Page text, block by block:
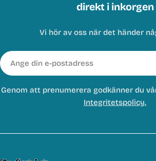
direkt i inkorgen
Vi hör av oss när det händer
E-
post
Genom att prenumerera godkänner du
Integritetspolicy.